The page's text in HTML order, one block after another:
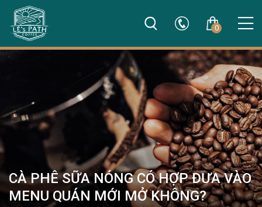
0
CÀ PHÊ SỮA NÓNG CÓ HỢP ĐƯA VÀO
MENU QUÁN MỚI MỞ KHÔNG?